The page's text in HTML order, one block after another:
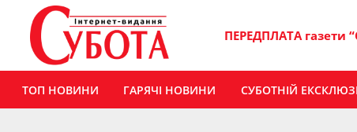
ПЕРЕДПЛАТА газети
ТОП НОВИНИ ГАРЯЧІ НОВИНИ СУБОТНІЙ